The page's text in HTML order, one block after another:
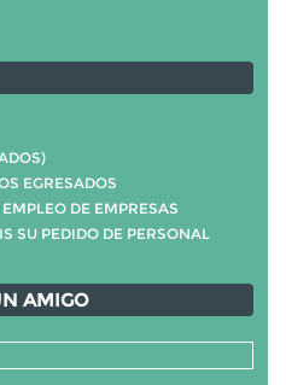
EGRESADOS
DE EMPRESAS
SU PEDIDO DE PERSONAL
AMIGO